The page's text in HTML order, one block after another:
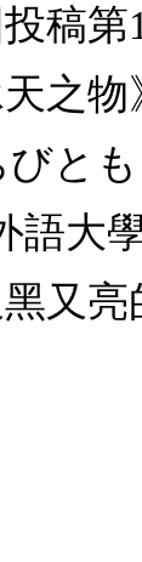
稿
之
と
語大
又